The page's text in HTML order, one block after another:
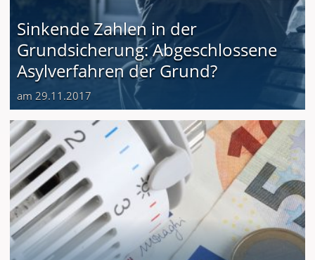
Sinkende Zahlen in der
Grundsicherung: Abgeschlossene
Asylverfahren der Grund?
am 29.11.2017